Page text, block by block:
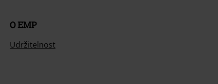
O EMP
Udržitelnost